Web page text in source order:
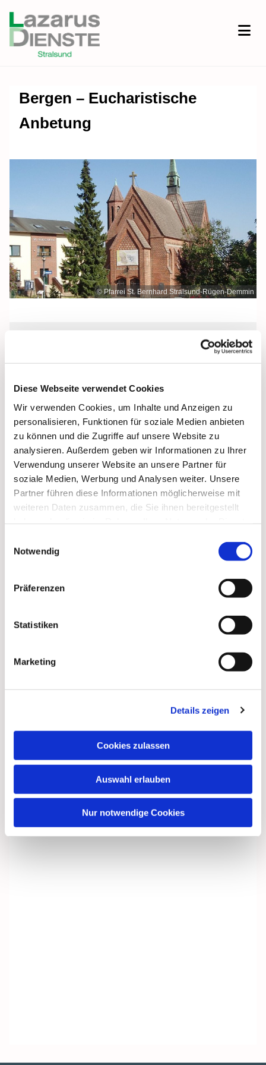
Diese Webseite verwendet Cookies
Wir verwenden Cookies, um Inhalte und Anzeigen zu
personalisieren, Funktionen für soziale Medien anbieten
zu können und die Zugriffe auf unsere Website zu
analysieren. Außerdem geben wir Informationen zu Ihrer
Verwendung unserer Website an unsere Partner für
soziale Medien, Werbung und Analysen weiter. Unsere
Partner führen diese Informationen möglicherweise mit
weiteren Daten zusammen, die Sie ihnen bereitgestellt
Notwendig
Präferenzen
Statistiken
Marketing
Details zeigen
Cookies zulassen
Auswahl erlauben
Nur notwendige Cookies
Bergen – Eucharistische
Anbetung
© Pfarrei St. Bernhard Stralsund-Rügen-Demmin
Freitag, 5. November 2027, 18:30 -
St. Bonifatius, Bergen, Clementstraße
1, 18528 Bergen auf Rügen
interessieren